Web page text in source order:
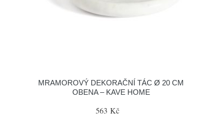
MRAMOROVÝ DEKORAČNÍ TÁC Ø 20 CM
OBENA – KAVE HOME
563 Kč